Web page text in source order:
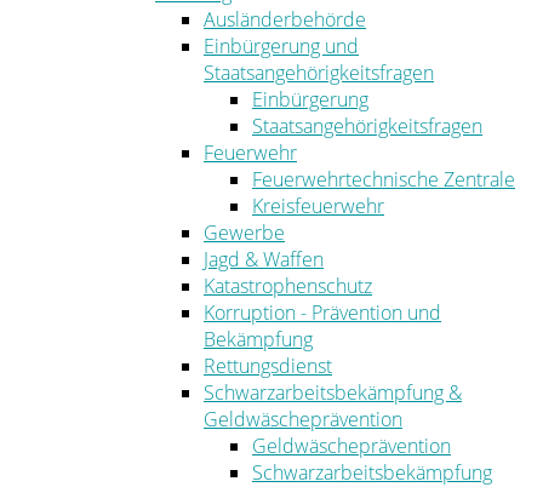
Ausländerbehörde
Einbürgerung und
Staatsangehörigkeitsfragen
Einbürgerung
Staatsangehörigkeitsfragen
Feuerwehr
Feuerwehrtechnische Zentrale
Kreisfeuerwehr
Gewerbe
Jagd & Waffen
Katastrophenschutz
Korruption - Prävention und
Bekämpfung
Rettungsdienst
Schwarzarbeitsbekämpfung &
Geldwäscheprävention
Geldwäscheprävention
Schwarzarbeitsbekämpfung